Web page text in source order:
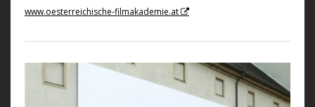
www.oesterreichische-filmakademie.at